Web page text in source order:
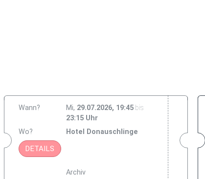
Wann? Mi 29.07.2026, 19:45bis
23:15 Uhr
Wo?
Hotel Donauschlinge
Archiv
DETAILS